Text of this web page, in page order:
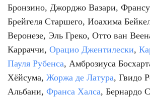
Бронзино, Джорджо Вазари,
Брейгеля Старшего, Иоахима
Веронезе, Эль Греко, Отто ван
Карраччи, Орацио Джентилески,
Пауля Рубенса, Амброзиуса
Хёйсума, Жоржа де Латура, Гвидо
Альбани, Франса Халса, Бернардо